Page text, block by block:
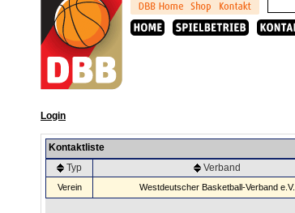
Login
Kontaktliste
Typ
Verband
Verein Westdeutscher Basketball-Verband e.V.